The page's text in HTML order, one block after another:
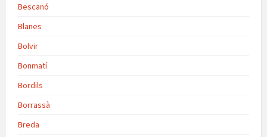
Bescanó
Blanes
Bolvir
Bonmatí
Bordils
Borrassà
Breda